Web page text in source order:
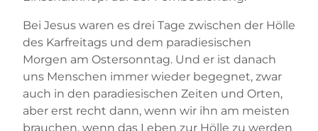
Bei Jesus waren es drei Tage zwischen der Hölle
des Karfreitags und dem paradiesischen
Morgen am Ostersonntag. Und er ist danach
uns Menschen immer wieder begegnet, zwar
auch in den paradiesischen Zeiten und Orten,
aber erst recht dann, wenn wir ihn am meisten
brauchen, wenn das Leben zur Hölle zu werden